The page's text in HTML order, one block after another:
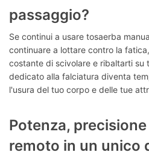
passaggio?
Se continui a usare tosaerba
continuare a lottare contro la
costante di scivolare e ribaltarti su
dedicato alla falciatura diventa
l'usura del tuo corpo e delle tue
Potenza,
remoto in un unico